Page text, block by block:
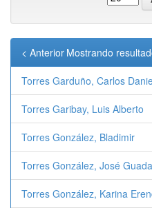
Mostrando
< Anterior
Torres Garduño, Carlos
Torres Garibay, Luis Alberto
Torres González, Bladimir
Torres González, José
Torres González, Karina